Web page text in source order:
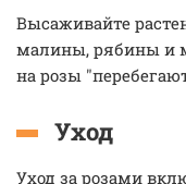
Высаживайте
малины, рябины и
на розы
Уход
Уход за розами